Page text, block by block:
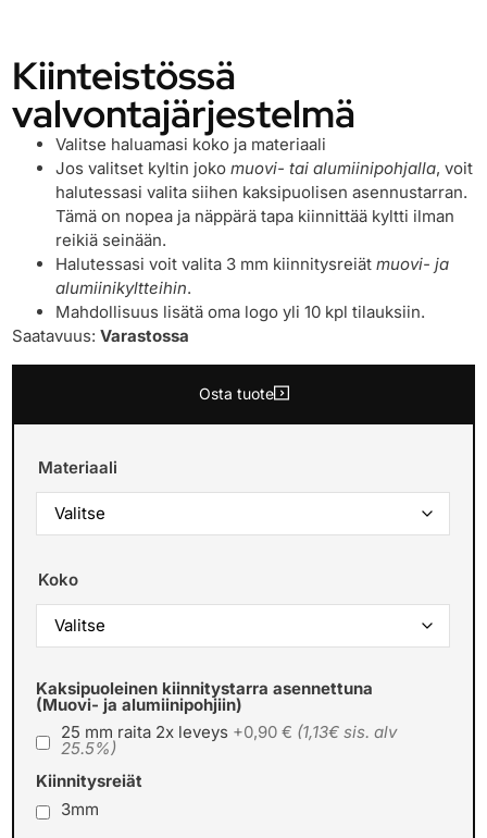
Kiinteistössä
valvontajärjestelmä
Valitse haluamasi koko ja materiaali
Jos valitset kyltin jokomuovi- tai alumiinipohjalla, voit
halutessasi valita siihen kaksipuolisen asennustarran.
Tämä on nopea ja näppärä tapa kiinnittää kyltti ilman
reikiä seinään.
Halutessasi voit valita 3 mm kiinnitysreiätmuovi- ja
alumiinikyltteihin.
Mahdollisuus lisätä oma logo yli 10 kpl tilauksiin.
Saatavuus:Varastossa
Osta tuote
Materiaali
Koko
Kaksipuoleinen kiinnitystarra asennettuna
(Muovi- ja alumiinipohjiin)
25 mm raita 2x leveys +0,90 € (1,13€ sis. alv
25.5%)
Kiinnitysreiät
3mm